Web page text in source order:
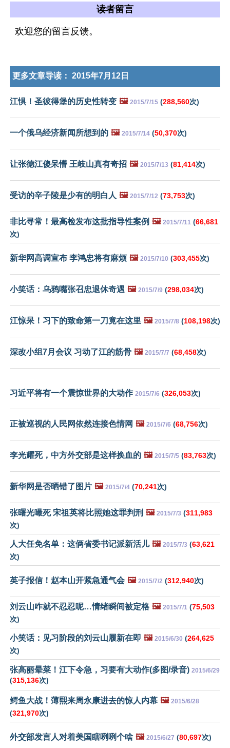
读者留言
欢迎您的留言反馈。
更多文章导读： 2015年7月12日
江惧！圣彼得堡的历史性转变 🖼️ 2015/7/15 (288,560次)
一个俄乌经济新闻所想到的 🖼️ 2015/7/14 (50,370次)
让张德江傻呆懵 王岐山真有奇招 🖼️ 2015/7/13 (81,414次)
受访的辛子陵是少有的明白人 🖼️ 2015/7/12 (73,753次)
非比寻常！最高检发布这批指导性案例 🖼️ 2015/7/11 (66,681
次)
新华网高调宣布 李鸿忠将有麻烦 🖼️ 2015/7/10 (303,455次)
小笑话：乌鸦嘴张召忠退休奇遇 🖼️ 2015/7/9 (298,034次)
江惊呆！习下的致命第一刀竟在这里 🖼️ 2015/7/8 (108,198次)
深改小组7月会议 习动了江的筋骨 🖼️ 2015/7/7 (68,458次)
习近平将有一个震惊世界的大动作 2015/7/6 (326,053次)
正被巡视的人民网依然连接色情网 🖼️ 2015/7/6 (68,756次)
李光耀死，中方外交部是这样换血的 🖼️ 2015/7/5 (83,763次)
新华网是否晒错了图片 🖼️ 2015/7/4 (70,241次)
张曙光嘬死 宋祖英将比照她这罪判刑 🖼️ 2015/7/3 (311,983
次)
人大任免名单：这俩省委书记派新活儿 🖼️ 2015/7/3 (63,621
次)
英子报信！赵本山开紧急通气会 🖼️ 2015/7/2 (312,940次)
刘云山咋就不忍忍呢…情绪瞬间被定格 🖼️ 2015/7/1 (75,503
次)
小笑话：见习阶段的刘云山履新在即 🖼️ 2015/6/30 (264,625
次)
张高丽晕菜！江下令急，习要有大动作(多图/录音) 2015/6/29
(315,136次)
鳄鱼大战！薄熙来周永康进去的惊人内幕 🖼️ 2015/6/28
(321,970次)
外交部发言人对着美国瞎咧咧个啥 🖼️ 2015/6/27 (80,697次)